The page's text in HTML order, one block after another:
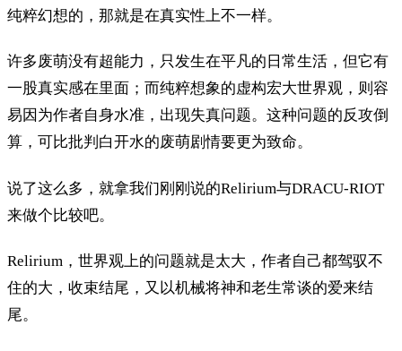
纯粹幻想的，那就是在真实性上不一样。
许多废萌没有超能力，只发生在平凡的日常生活，但它有
一股真实感在里面；而纯粹想象的虚构宏大世界观，则容
易因为作者自身水准，出现失真问题。这种问题的反攻倒
算，可比批判白开水的废萌剧情要更为致命。
说了这么多，就拿我们刚刚说的Relirium与DRACU-RIOT
来做个比较吧。
Relirium，世界观上的问题就是太大，作者自己都驾驭不
住的大，收束结尾，又以机械将神和老生常谈的爱来结
尾。